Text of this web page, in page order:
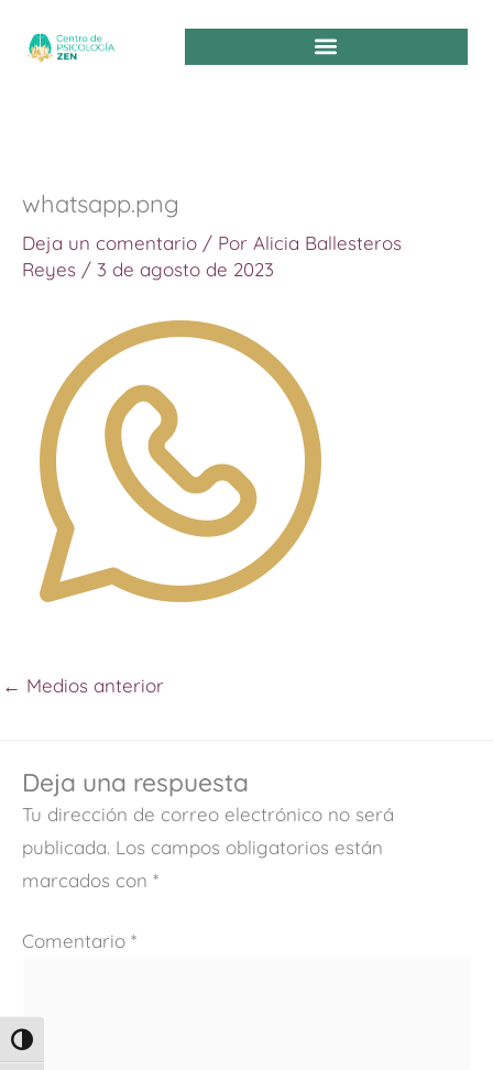
ALTERNAR ALTO CONTRASTE
whatsapp.png
Deja un comentario / Por Alicia Ballesteros
Reyes / 3 de agosto de 2023
← Medios anterior
Deja una respuesta
Tu dirección de correo electrónico no será
publicada. Los campos obligatorios están
marcados con *
Comentario *